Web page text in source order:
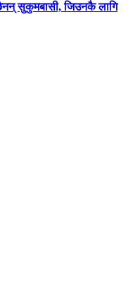
सुकुमबासी, जिउनकै लागि